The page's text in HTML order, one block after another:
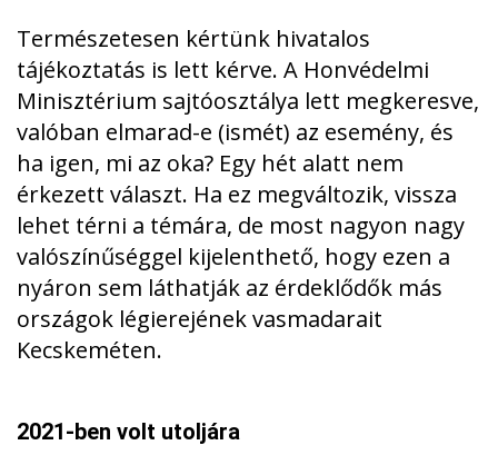
Természetesen kértünk hivatalos
tájékoztatás is lett kérve. A Honvédelmi
Minisztérium sajtóosztálya lett megkeresve,
valóban elmarad-e (ismét) az esemény, és
ha igen, mi az oka? Egy hét alatt nem
érkezett választ. Ha ez megváltozik, vissza
lehet térni a témára, de most nagyon nagy
valószínűséggel kijelenthető, hogy ezen a
nyáron sem láthatják az érdeklődők más
országok légierejének vasmadarait
Kecskeméten.
2021-ben volt utoljára